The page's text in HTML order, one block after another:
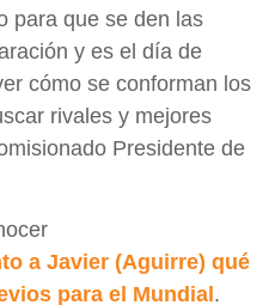
para que se den las
y es el día de
cómo se conforman los
rivales y mejores
Presidente de
a Javier (Aguirre) qué
para el Mundial.